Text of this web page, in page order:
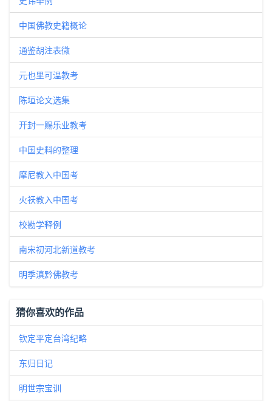
中国佛教史籍概论
通鉴胡注表微
元也里可温教考
陈垣论文选集
开封一赐乐业教考
中国史料的整理
摩尼教入中国考
火祆教入中国考
校勘学释例
南宋初河北新道教考
明季滇黔佛教考
猜你喜欢的作品
钦定平定台湾纪略
东归日记
明世宗宝训